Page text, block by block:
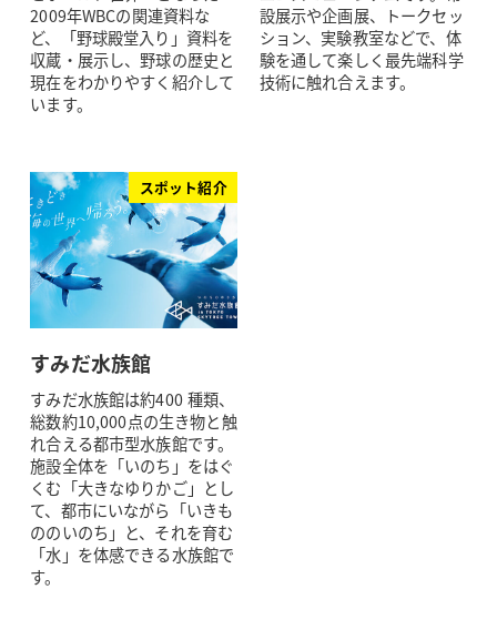
2009年WBCの関連資料な
ど、「野球殿堂入り」資料を
収蔵・展示し、野球の歴史と
現在をわかりやすく紹介して
います。
設展示や企画展、トークセッ
ション、実験教室などで、体
験を通して楽しく最先端科学
技術に触れ合えます。
スポット紹介
すみだ水族館
すみだ水族館は約400 種類、
総数約10,000点の生き物と触
れ合える都市型水族館です。
施設全体を「いのち」をはぐ
くむ「大きなゆりかご」とし
て、都市にいながら「いきも
ののいのち」と、それを育む
「水」を体感できる水族館で
す。